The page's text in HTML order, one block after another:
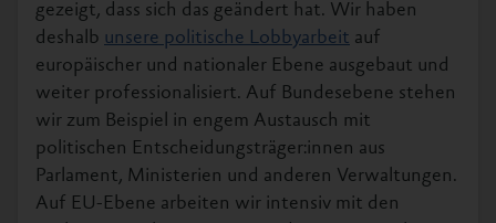
gezeigt, dass sich das geändert hat. Wir haben
deshalb unsere politische Lobbyarbeit auf
europäischer und nationaler Ebene ausgebaut und
weiter professionalisiert. Auf Bundesebene stehen
wir zum Beispiel in engem Austausch mit
politischen Entscheidungsträger:innen aus
Parlament, Ministerien und anderen Verwaltungen.
Auf EU-Ebene arbeiten wir intensiv mit den